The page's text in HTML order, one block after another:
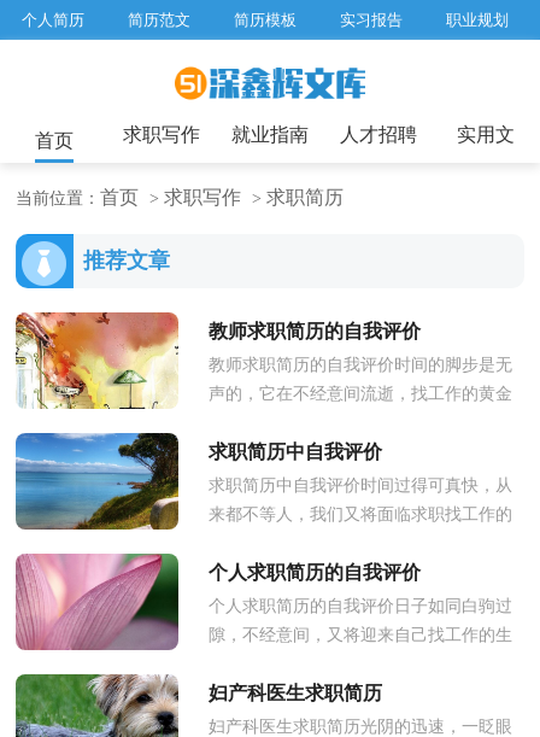
个人简历 简历范文 简历模板 实习报告 职业规划
工作总结 辞职报告
首页 求职写作 就业指南 人才招聘 实用文
当前位置：首页 >求职写作 >求职简历
推荐文章
教师求职简历的自我评价
教师求职简历的自我评价时间的脚步是无
声的，它在不经意间流逝，找工作的黄金
简历吧。好的简历都具备一些什...
求职简历中自我评价
求职简历中自我评价时间过得可真快，从
来都不等人，我们又将面临求职找工作的
情了哦。好的简历都具备一些什...
个人求职简历的自我评价
个人求职简历的自我评价日子如同白驹过
隙，不经意间，又将迎来自己找工作的生
让人满意呢？下面是小编精心整理的...
妇产科医生求职简历
妇产科医生求职简历光阴的迅速，一眨眼